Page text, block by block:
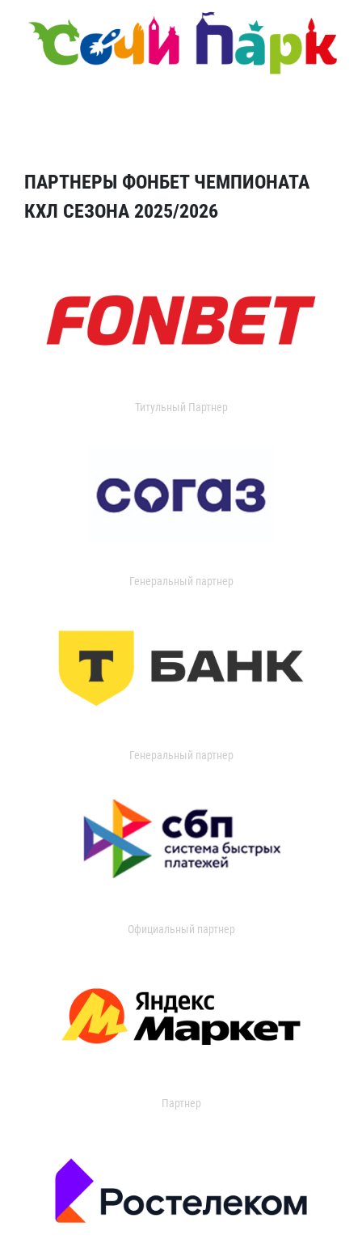
ПАРТНЕРЫ ФОНБЕТ ЧЕМПИОНАТА
КХЛ СЕЗОНА 2025/2026
Титульный Партнер
Генеральный партнер
Генеральный партнер
Официальный партнер
Партнер